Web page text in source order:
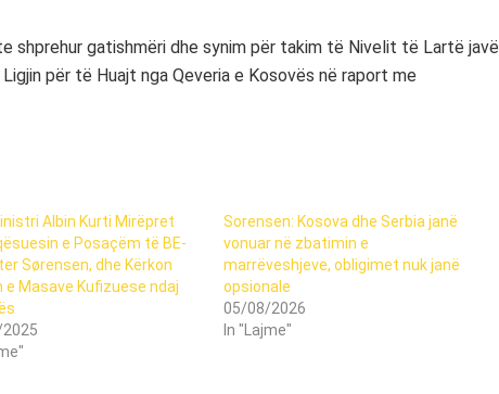
shprehur gatishmëri dhe synim për takim të Nivelit të Lartë javë
për të Huajt nga Qeveria e Kosovës në raport me
Albin Kurti Mirëpret
e Posaçëm të BE-
Sørensen, dhe Kërkon
e Masave Kufizuese ndaj
Sorensen: Kosova dhe Serbia janë
vonuar në zbatimin e
marrëveshjeve, obligimet nuk janë
opsionale
05/08/2026
In "Lajme"